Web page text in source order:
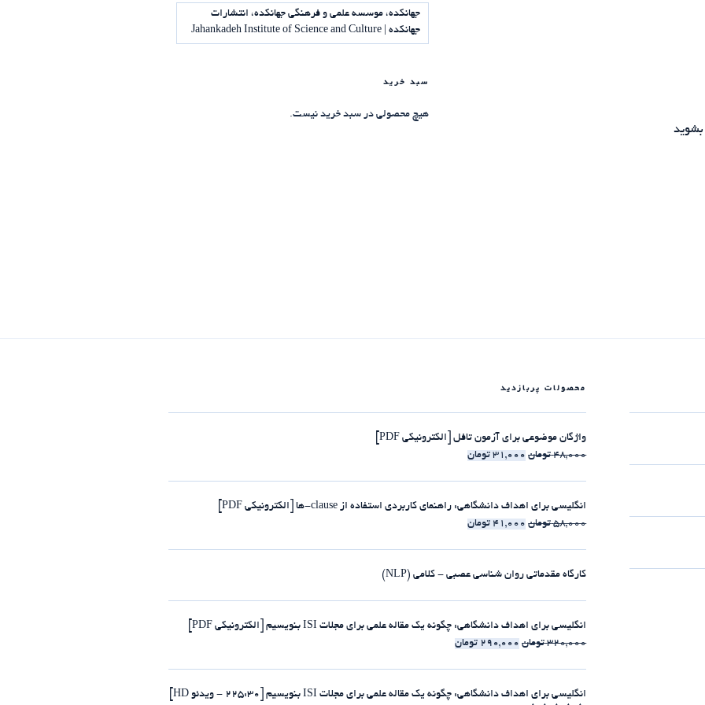
بشوید
جهانکده، موسسه علمی و فرهنگی جهانکده، انتشارات
جهانکده | Jahankadeh Institute of Science and Culture
سبد خرید
هیچ محصولی در سبد خرید نیست.
محصولات پربازدید
واژگان موضوعی برای آزمون تافل [الکترونیکی PDF]
48,000 تومان 31,000 تومان
انگلیسی برای اهداف دانشگاهی: راهنمای کاربردی استفاده از clause-ها [الکترونیکی PDF]
58,000 تومان 41,000 تومان
کارگاه مقدماتی روان شناسی عصبی - کلامی (NLP)
انگلیسی برای اهداف دانشگاهی: چگونه یک مقاله علمی برای مجلات ISI بنویسیم [الکترونیکی PDF]
320,000 تومان 290,000 تومان
انگلیسی برای اهداف دانشگاهی: چگونه یک مقاله علمی برای مجلات ISI بنویسیم [225:30 - ویدئو HD]